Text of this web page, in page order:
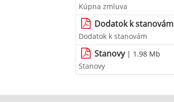
Kúpna zmluva
Dodatok k stanovám
Dodatok k stanovám
Stanovy| 1.98 Mb
Stanovy